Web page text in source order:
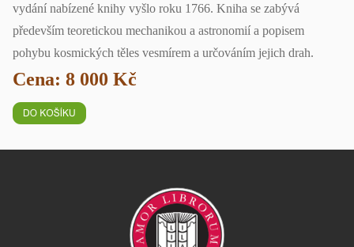
vydání nabízené knihy vyšlo roku 1766. Kniha se zabývá
především teoretickou mechanikou a astronomií a popisem
pohybu kosmických těles vesmírem a určováním jejich drah.
Cena: 8 000 Kč